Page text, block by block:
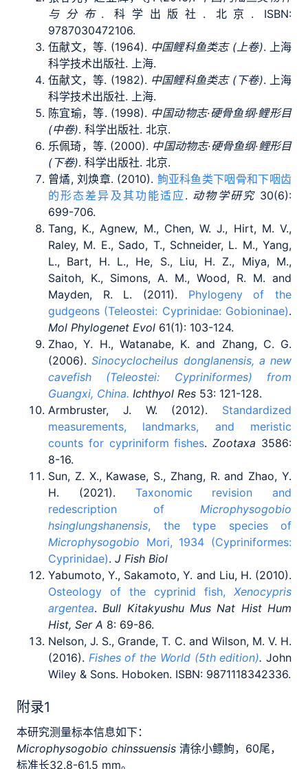
与分布 . 科学出版社. 北京. ISBN:
9787030472106.
伍献文，等. (1964). 中国鲤科鱼类志 (上卷). 上海
科学技术出版社. 上海.
伍献文，等. (1982). 中国鲤科鱼类志 (下卷). 上海
科学技术出版社. 上海.
陈宜瑜，等. (1998). 中国动物志·硬骨鱼纲·鲤形目
(中卷). 科学出版社. 北京.
乐佩琦，等. (2000). 中国动物志·硬骨鱼纲·鲤形目
(下卷). 科学出版社. 北京.
曾燏, 刘焕章. (2010). 鮈亚科鱼类下咽骨和下咽齿
的形态差异及其功能适应 . 动物学研究30(6):
699-706.
Tang, K., Agnew, M., Chen, W. J., Hirt, M. V.,
Raley, M. E., Sado, T., Schneider, L. M., Yang,
L., Bart, H. L., He, S., Liu, H. Z., Miya, M.,
Saitoh, K., Simons, A. M., Wood, R. M. and
Mayden, R. L. (2011). Phylogeny of the
gudgeons (Teleostei: Cyprinidae: Gobioninae).
Mol Phylogenet Evol 61(1): 103-124.
Zhao, Y. H., Watanabe, K. and Zhang, C. G.
(2006).Sinocyclocheilus donglanensis, a new
cavefish (Teleostei: Cypriniformes) from
Guangxi, China. Ichthyol Res 53: 121-128.
Armbruster, J. W. (2012). Standardized
measurements, landmarks, and meristic
counts for cypriniform fishes.Zootaxa 3586:
8-16.
Sun, Z. X., Kawase, S., Zhang, R. and Zhao, Y.
H. (2021). Taxonomic revision and
redescription of Microphysogobio
hsinglungshanensis, the type species of
Microphysogobio Mori, 1934 (Cypriniformes:
Cyprinidae). J Fish Biol
Yabumoto, Y., Sakamoto, Y. and Liu, H. (2010).
Osteology of the cyprinid fish, Xenocypris
argentea.Bull Kitakyushu Mus Nat Hist Hum
Hist, Ser A 8: 69-86.
Nelson, J. S., Grande, T. C. and Wilson, M. V. H.
(2016). Fishes of the World (5th edition). John
Wiley & Sons. Hoboken. ISBN: 9871118342336.
附录1
本研究测量标本信息如下：
Microphysogobio chinssuensis 清徐小鳔鮈，60尾，
标准长32.8-61.5 mm。